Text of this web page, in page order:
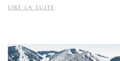
LIRE LA SUITE